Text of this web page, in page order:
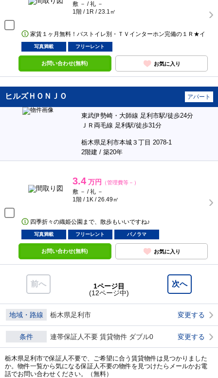
敷 － / 礼 －
1階 / 1R / 23.1㎡
家賃１ヶ月無料！バストイレ別・ＴＶインターホン完備の１Ｒ★イ
写真満載 フリーレント
お問い合わせ(無料) お気に入り
ヒルズＨＯＮＪＯ アパート
東武伊勢崎・大師線 足利市駅/徒歩24分
ＪＲ両毛線 足利駅/徒歩31分
栃木県足利市本城３丁目 2078-1
2階建 / 築20年
3.4 万円 （管理費等－）
敷 － / 礼 －
1階 / 1K / 26.49㎡
四季折々の織姫公園まで、散歩もいいですね♪
写真満載 フリーレント パノラマ
お問い合わせ(無料) お気に入り
前へ 次へ
1ページ目
(12ページ中)
地域・路線 栃木県足利市 変更する
条件 連帯保証人不要 賃貸物件 ダブル0 変更する
栃木県足利市で保証人不要で、ご希望に合う賃貸物件は見つかりました
か。物件一覧から気になる保証人不要の物件を見つけたらメールかお電
話でお問い合わせください。（無料）